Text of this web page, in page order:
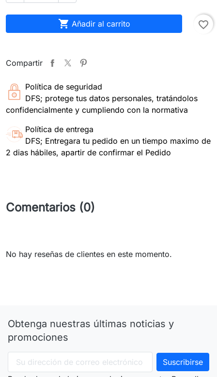
 Añadir al carrito favorite_border
Compartir
Política de seguridad
DFS; protege tus datos personales, tratándolos
confidencialmente y cumpliendo con la normativa
Política de entrega
DFS; Entregara tu pedido en un tiempo maximo de
2 dias hábiles, apartir de confirmar el Pedido
Comentarios (0)
No hay reseñas de clientes en este momento.
Obtenga nuestras últimas noticias y
promociones